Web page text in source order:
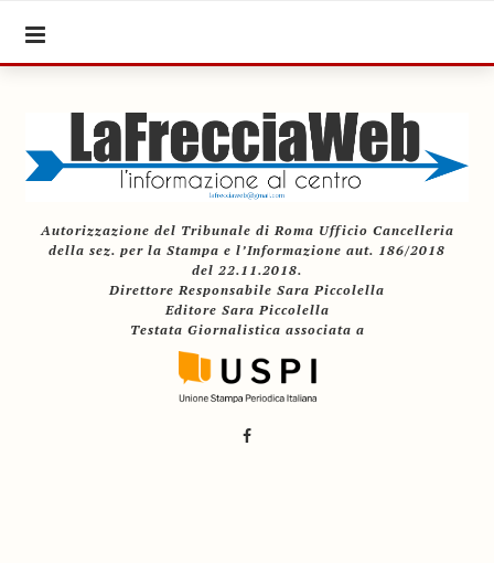
Autorizzazione del Tribunale di Roma Ufficio Cancelleria
della sez. per la Stampa e l’Informazione aut. 186/2018
del 22.11.2018.
Direttore Responsabile Sara Piccolella
Editore Sara Piccolella
Testata Giornalistica associata a